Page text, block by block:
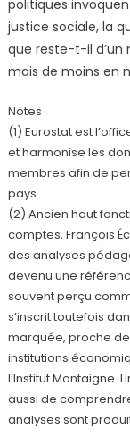
politiques
justice sociale, la
que reste-t-il d’un
mais de moins en
Notes
(1) Eurostat est
et harmonise les
membres afin de
pays.
(2) Ancien haut
comptes, François
des analyses
devenu une
souvent perçu
s’inscrit toutefois
marquée, proche
institutions
l’Institut Montaigne.
aussi de
analyses sont